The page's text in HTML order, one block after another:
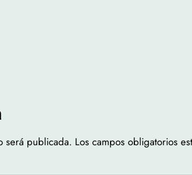
será publicada. Los campos obligatorios